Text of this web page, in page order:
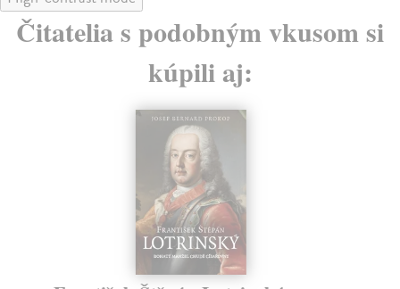
Čitatelia s podobným vkusom si
kúpili aj: